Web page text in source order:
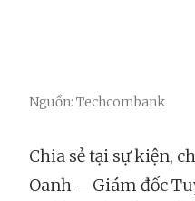
Nguồn: Techcombank
Chia sẻ tại sự kiện,
Oanh – Giám đốc